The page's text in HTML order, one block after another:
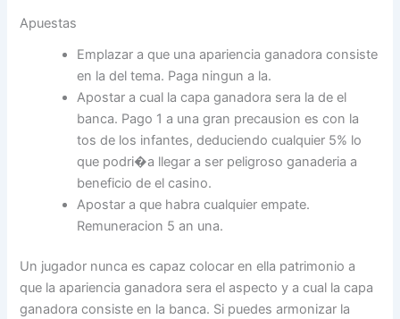
Apuestas
Emplazar a que una apariencia ganadora consiste
en la del tema. Paga ningun a la.
Apostar a cual la capa ganadora sera la de el
banca. Pago 1 a una gran precausion es con la
tos de los infantes, deduciendo cualquier 5% lo
que podri�a llegar a ser peligroso ganaderia a
beneficio de el casino.
Apostar a que habra cualquier empate.
Remuneracion 5 an una.
Un jugador nunca es capaz colocar en ella patrimonio a
que la apariencia ganadora sera el aspecto y a cual la capa
ganadora consiste en la banca. Si puedes armonizar la